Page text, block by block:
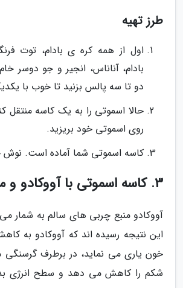
طرز تهیه
اول از همه کره ی بادام، توت
بادام، آناناس، انجیر و جو دوسر
دو تا سه پالس بزنید تا خوب با
حالا اسموتی را به یک کاسه منتقل
روی اسموتی خود بریزید.
کاسه اسموتی شما آماده است.
3. کاسه اسموتی با آووکادو و موز
آووکادو منبع چربی های سالم به شمار
این نتیجه رسیده اند که آووکادو به
خون یاری می نماید، در برطرف
شکم را کاهش می دهد و سطح انرژی